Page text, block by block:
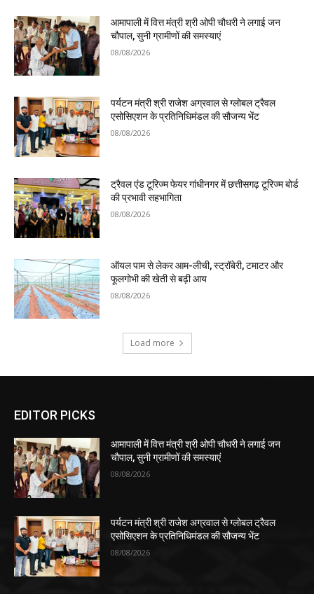
आमापाली में वित्त मंत्री श्री ओपी चौधरी ने लगाई जन
चौपाल, सुनी ग्रामीणों की समस्याएं
08/08/2026
पर्यटन मंत्री श्री राजेश अग्रवाल से ग्लोबल ट्रैवल
एसोसिएशन के प्रतिनिधिमंडल की सौजन्य भेंट
08/08/2026
ट्रैवल एंड टूरिज्म फेयर गांधीनगर में छत्तीसगढ़ टूरिज्म बोर्ड
की प्रभावी सहभागिता
08/08/2026
ऑयल पाम से लेकर आम-लीची, स्ट्रॉबेरी, टमाटर और
फूलगोभी की खेती से बढ़ी आय
08/08/2026
Load more
EDITOR PICKS
आमापाली में वित्त मंत्री श्री ओपी चौधरी ने लगाई जन
चौपाल, सुनी ग्रामीणों की समस्याएं
08/08/2026
पर्यटन मंत्री श्री राजेश अग्रवाल से ग्लोबल ट्रैवल
एसोसिएशन के प्रतिनिधिमंडल की सौजन्य भेंट
08/08/2026